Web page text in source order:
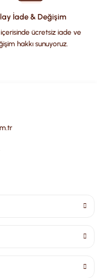
İade & Değişim
ücretsiz iade ve
hakkı sunuyoruz.